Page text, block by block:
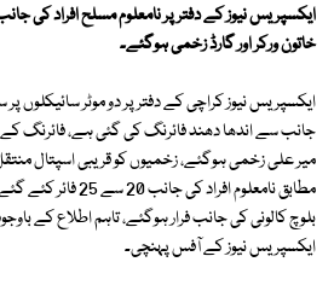
ایکسپریس نیوز کے دفتر پر نامعلوم مسلح افراد کی
خاتون ورکر اور گارڈ زخمی ہوگئے۔
جانب سے اندھا دھند فائرنگ کی گئی ہے، فائرنگ کے
میر علی زخمی ہوگئے، زخمیوں کو قریبی اسپتال
مطابق نامعلوم افراد
بلوچ کالونی کی جانب فرار ہوگئے، تاہم اطلاع کے
ایکسپریس نیوز کے آفس پہنچی۔